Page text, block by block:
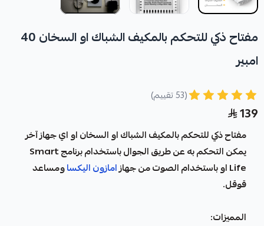
مفتاح ذكي للتحكم بالمكيف الشباك او السخان 40
امبير
(53 تقييم)
139
مفتاح ذكي للتحكم بالمكيف الشباك او السخان او اي جهاز آخر
يمكن التحكم به عن طريق الجوال باستخدام برنامج Smart
Life او باستخدام الصوت من جهاز
امازون اليكساومساعد
قوقل.
المميزات: